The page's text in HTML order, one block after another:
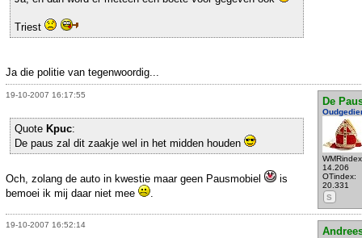
Triest
Ja die politie van tegenwoordig...
19-10-2007 16:17:55
De
14.206
OTindex:
20.331
S
Quote Kpuc:
De paus zal dit zaakje wel in het midden houden
Och, zolang de auto in kwestie maar geen Pausmobiel
is
bemoei ik mij daar niet mee
19-10-2007 16:52:14